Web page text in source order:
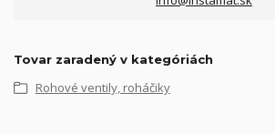
Tovar zaradený v kategóriách
Rohové ventily, roháčiky